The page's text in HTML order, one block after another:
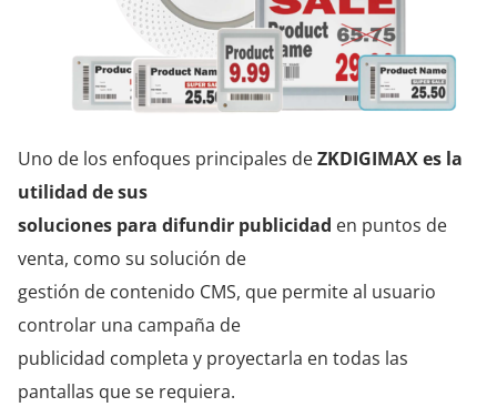
Uno de los enfoques principales deZKDIGIMAX es la
utilidad de sus
soluciones para difundir publicidad en puntos de
venta, como su solución de
gestión de contenido CMS, que permite al usuario
controlar una campaña de
publicidad completa y proyectarla en todas las
pantallas que se requiera.